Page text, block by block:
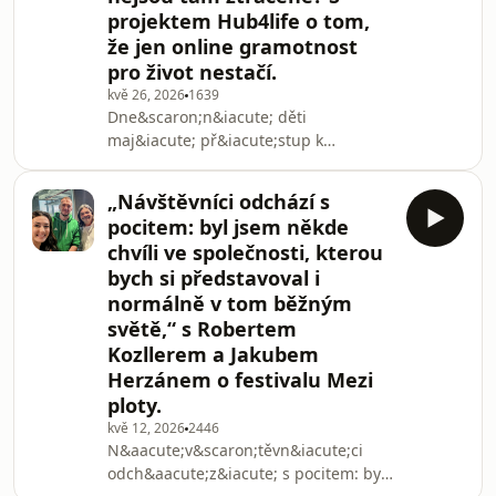
takov&eacute; situaci vyznat v
rodinn&eacute;m pr&aacute;vu, jak se
stanovuje v&yacute;živn&eacute;, kdy
lze ž&aacute;dat jeho
zv&yacute;&scaron;en&iacute; nebo
sn&iacute;žen&iacute;
projektem Hub4life o tom,
že jen online gramotnost
pro život nestačí.
kvě 26, 2026 1639
Dne&scaron;n&iacute; děti
maj&iacute; př&iacute;stup k
jistě v online světě a
technologi&iacute;ch, ale často jim
chyb&iacute; dovednosti pro
každodenn&iacute;
re&aacute;ln&yacute; život. HUB4LIFE
na to reaguje prostřednictv&iacute;m
neform&aacute;ln&iacute;ho
vzděl&aacute;v&aacute;n&iacute;,
kter&eacute; rozv&iacute;j&iacute;
„Návštěvníci odchází s
pocitem: byl jsem někde
chvíli ve společnosti, kterou
bych si představoval i
normálně v tom běžným
světě,“ s Robertem
Kozllerem a Jakubem
Herzánem o festivalu Mezi
ploty.
kvě 12, 20262446
N&aacute;v&scaron;těvn&iacute;ci
odch&aacute;z&iacute; s pocitem: byl